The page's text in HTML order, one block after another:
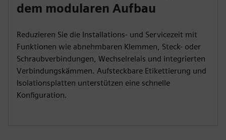
dem modularen Aufbau
Reduzieren Sie die Installations- und Servicezeit mit
Funktionen wie abnehmbaren Klemmen, Steck- oder
Schraubverbindungen, Wechselrelais und integrierten
Verbindungskämmen. Aufsteckbare Etikettierung und
Isolationsplatten unterstützen eine schnelle
Konfiguration.